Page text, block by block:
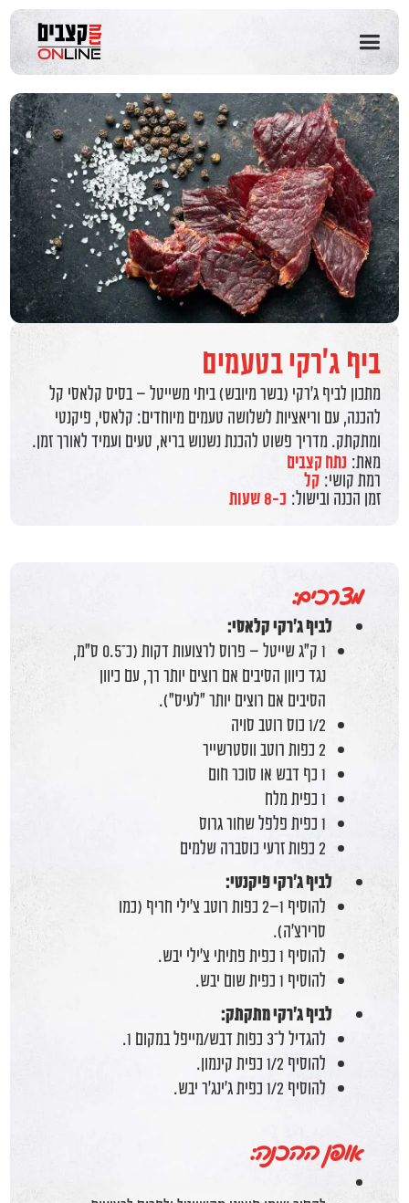
שִׂים
בְּאֲתָר
זֶה
מַעֲרֶכֶת
נָגִישׁ
בִּקְלִיק
הַמְּסַיַּעַת
לִנְגִישׁוּת
הָאֲתָר.
ביף ג'רקי בטעמים
מתכון לביף ג’רקי (בשר מיובש) ביתי משייטל – בסיס קלאסי קל
להכנה, עם וריאציות לשלושה טעמים מיוחדים: קלאסי, פיקנטי
ומתקתק. מדריך פשוט להכנת נשנוש בריא, טעים ועמיד לאורך זמן.
מאת: נתח קצבים
רמת קושי: קל
זמן הכנה ובישול: כ-8 שעות
מצרכים:
לביף ג'רקי קלאסי:
1 ק"ג שייטל – פרוס לרצועות דקות (כ־0.5 ס"מ,
נגד כיוון הסיבים אם רוצים יותר רך, עם כיוון
הסיבים אם רוצים יותר "לעיס").
1/2 כוס רוטב סויה
2 כפות רוטב ווסטרשייר
1 כף דבש או סוכר חום
1 כפית מלח
1 כפית פלפל שחור גרוס
2 כפות זרעי כוסברה שלמים
לביף ג'רקי פיקנטי:
להוסיף 1–2 כפות רוטב צ’ילי חריף (כמו
סרירצ’ה).
להוסיף 1 כפית פתיתי צ’ילי יבש.
להוסיף 1 כפית שום יבש.
לביף ג'רקי מתקתק:
להגדיל ל־3 כפות דבש/מייפל במקום 1.
להוסיף 1/2 כפית קינמון.
להוסיף 1/2 כפית ג’ינג’ר יבש.
אופן ההכנה: